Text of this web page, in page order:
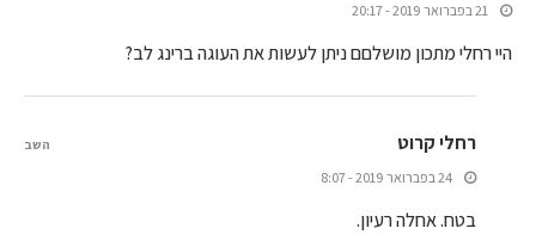
21 בפברואר 2019 - 20:17
היי רחלי מתכון מושלםם ניתן לעשות את העוגה ברינג לב?
רחלי קרוט
24 בפברואר 2019 - 8:07
בטח. אחלה רעיון.
השב